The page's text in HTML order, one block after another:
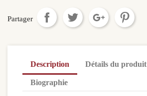
Partager
Description Détails du produit
Biographie